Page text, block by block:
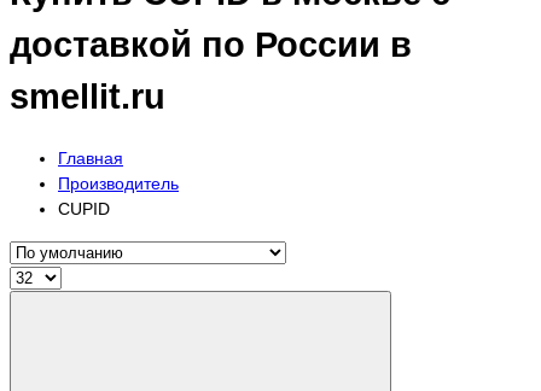
доставкой по России в
smellit.ru
Главная
Производитель
CUPID